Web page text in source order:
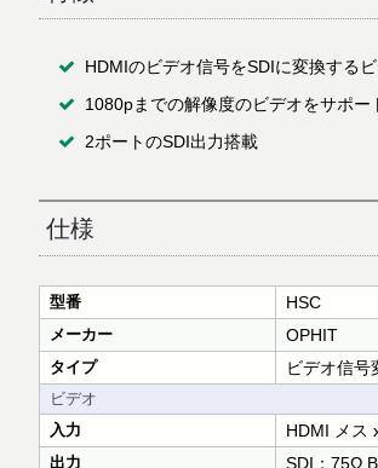
HDMIのビデオ信号をSDIに変換する
1080pまでの解像度のビデオをサポー
2ポートのSDI出力搭載
仕様
型番 HSC
メーカー OPHIT
タイプ ビデオ信
ビデオ
入力
HDMI メス
出力 SDI：75Ω